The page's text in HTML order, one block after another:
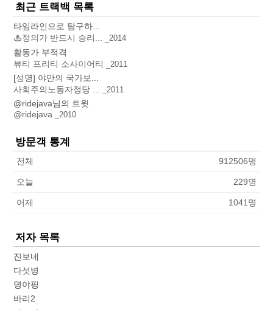
최근 트랙백 목록
타임라인으로 탐구하...
♨정의가 반드시 승리...
2014
활동가 부적격
뷰티 프리티 소사이어티
2011
[성명] 야만의 국가보...
사회주의노동자정당 ...
2011
@ridejava님의 트윗
@ridejava
2010
방문객 통계
전체 912506명
오늘 229명
어제 1041 명
저자 목록
진보네
다섯병
뎡야핑
바리2